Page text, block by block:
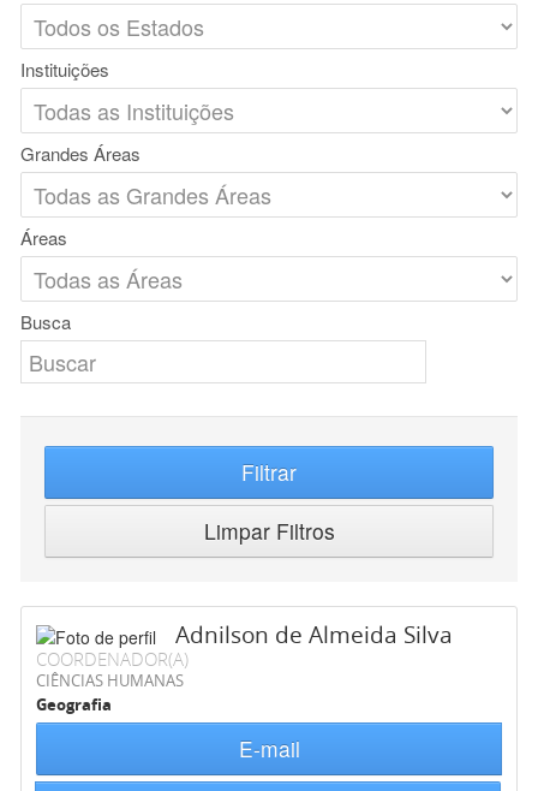
Instituições
Grandes Áreas
Áreas
Busca
Filtrar
Limpar Filtros
Adnilson de Almeida Silva
COORDENADOR(A)
CIÊNCIAS HUMANAS
Geografia
E-mail